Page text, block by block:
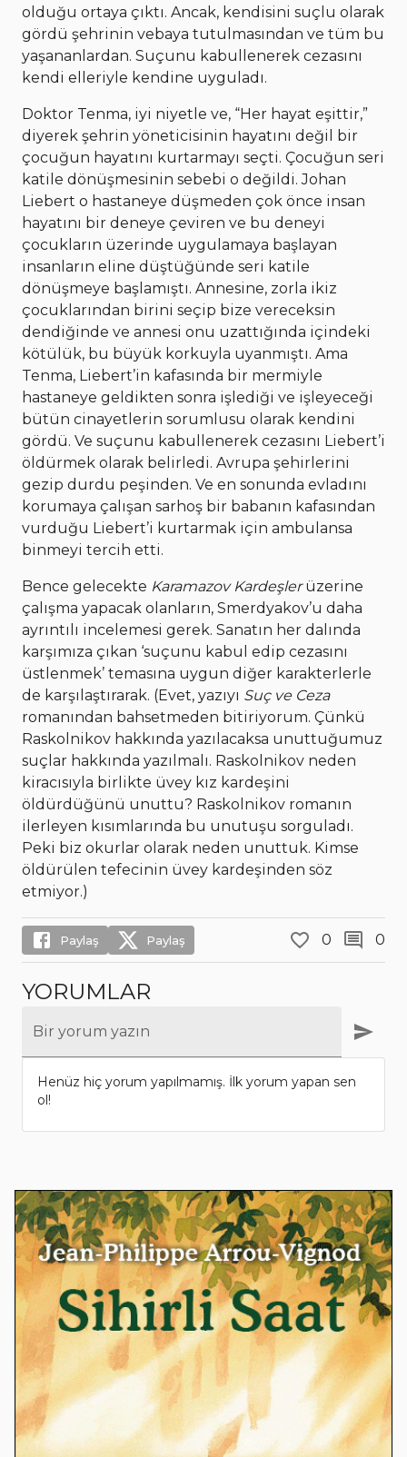
olduğu ortaya çıktı. Ancak, kendisini suçlu olarak
gördü şehrinin vebaya tutulmasından ve tüm bu
yaşananlardan. Suçunu kabullenerek cezasını
kendi elleriyle kendine uyguladı.
Doktor Tenma, iyi niyetle ve, “Her hayat eşittir,”
diyerek şehrin yöneticisinin hayatını değil bir
çocuğun hayatını kurtarmayı seçti. Çocuğun seri
katile dönüşmesinin sebebi o değildi. Johan
Liebert o hastaneye düşmeden çok önce insan
hayatını bir deneye çeviren ve bu deneyi
çocukların üzerinde uygulamaya başlayan
insanların eline düştüğünde seri katile
dönüşmeye başlamıştı. Annesine, zorla ikiz
çocuklarından birini seçip bize vereceksin
dendiğinde ve annesi onu uzattığında içindeki
kötülük, bu büyük korkuyla uyanmıştı. Ama
Tenma, Liebert’in kafasında bir mermiyle
hastaneye geldikten sonra işlediği ve işleyeceği
bütün cinayetlerin sorumlusu olarak kendini
gördü. Ve suçunu kabullenerek cezasını Liebert’i
öldürmek olarak belirledi. Avrupa şehirlerini
gezip durdu peşinden. Ve en sonunda evladını
korumaya çalışan sarhoş bir babanın kafasından
vurduğu Liebert’i kurtarmak için ambulansa
binmeyi tercih etti.
Bence gelecekte Karamazov Kardeşlerüzerine
çalışma yapacak olanların, Smerdyakov’u daha
ayrıntılı incelemesi gerek. Sanatın her dalında
karşımıza çıkan ‘suçunu kabul edip cezasını
üstlenmek’ temasına uygun diğer karakterlerle
de karşılaştırarak. (Evet, yazıyı Suç ve Ceza
romanından bahsetmeden bitiriyorum. Çünkü
Raskolnikov hakkında yazılacaksa unuttuğumuz
suçlar hakkında yazılmalı. Raskolnikov neden
kiracısıyla birlikte üvey kız kardeşini
öldürdüğünü unuttu? Raskolnikov romanın
ilerleyen kısımlarında bu unutuşu sorguladı.
Peki biz okurlar olarak neden unuttuk. Kimse
öldürülen tefecinin üvey kardeşinden söz
etmiyor.)
Paylaş Paylaş 0 0
YORUMLAR
Bir yorum yazın
Henüz hiç yorum yapılmamış. İlk yorum yapan sen
ol!